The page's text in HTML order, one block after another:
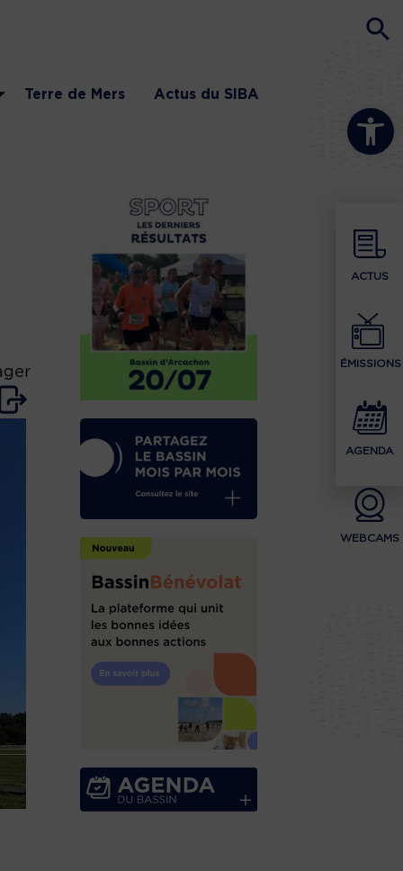
Ouvrir la
ACTUS
ÉMISSIONS
AGENDA
WEBCAMS
Terre de Mers Actus du SIBA